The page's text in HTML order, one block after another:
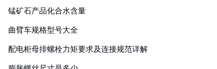
锰矿石产品化合水含量
曲臂车规格型号大全
配电柜母排螺栓力矩要求及连接规范详解